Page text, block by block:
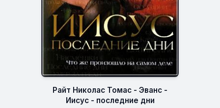
Райт Николас Томас - Эванс -
Иисус - последние дни